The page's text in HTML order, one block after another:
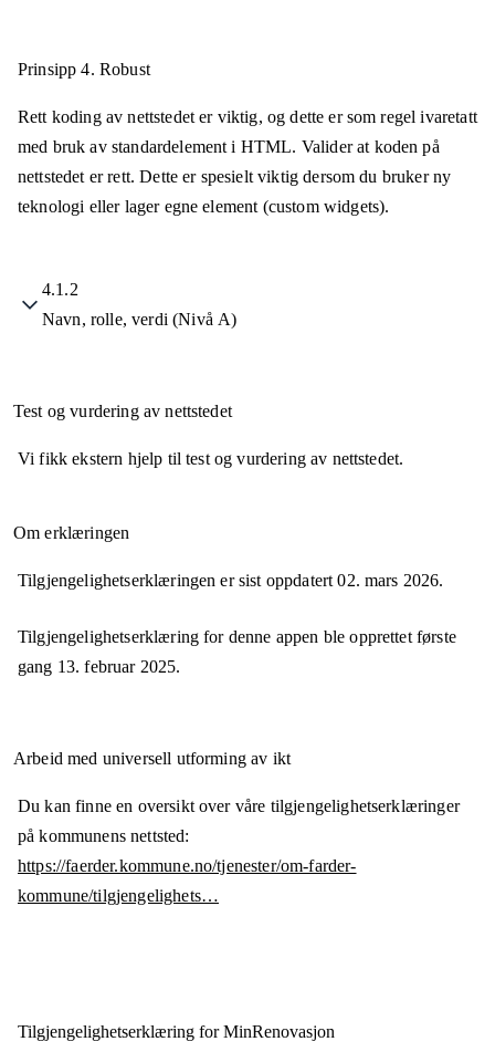
Prinsipp 4. Robust
Rett koding av nettstedet er viktig, og dette er som regel ivaretatt
med bruk av standardelement i HTML. Valider at koden på
nettstedet er rett. Dette er spesielt viktig dersom du bruker ny
teknologi eller lager egne element (custom widgets).
4.1.2
Navn, rolle, verdi (Nivå A)
Test og vurdering av nettstedet
Vi fikk ekstern hjelp til test og vurdering av nettstedet.
Om erklæringen
Tilgjengelighetserklæringen er sist oppdatert02. mars 2026.
Tilgjengelighetserklæring for denne appen ble opprettet første
gang 13. februar 2025.
Arbeid med universell utforming av ikt
Du kan finne en oversikt over våre tilgjengelighetserklæringer
på kommunens nettsted:
https://faerder.kommune.no/tjenester/om-farder-
kommune/tilgjengelighets…
Tilgjengelighets­erklæring forMinRenovasjon